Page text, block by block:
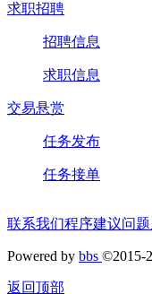
求职招聘
招聘信息
求职信息
交易悬赏
任务发布
任务接单
联系我们程序建议问
Powered by bbs ©2015-
返回顶部